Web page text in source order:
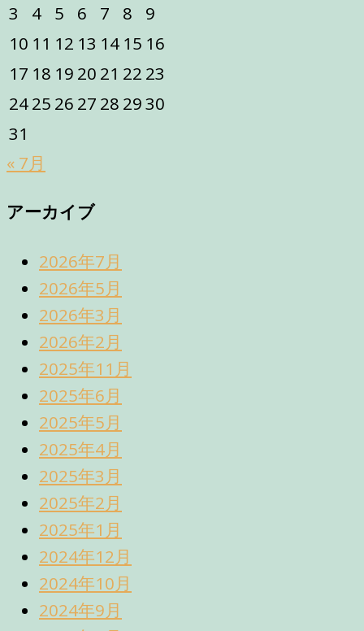
3
4 5 6 7 8
9
10 11 12 13 14 15 16
17 18 19 20 21 22 23
2425 26 27 28 2930
31
« 7月
アーカイブ
2026年7月
2026年5月
2026年3月
2026年2月
2025年11月
2025年6月
2025年5月
2025年4月
2025年3月
2025年2月
2025年1月
2024年12月
2024年10月
2024年9月